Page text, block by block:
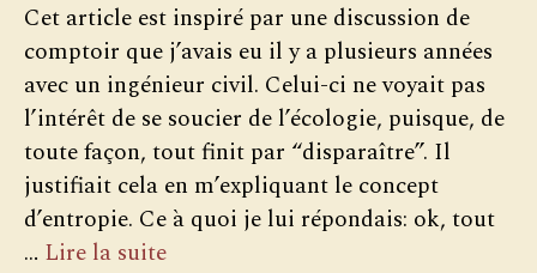
Cet article est inspiré par une discussion de
comptoir que j’avais eu il y a plusieurs années
avec un ingénieur civil. Celui-ci ne voyait pas
l’intérêt de se soucier de l’écologie, puisque, de
toute façon, tout finit par “disparaître”. Il
justifiait cela en m’expliquant le concept
d’entropie. Ce à quoi je lui répondais: ok, tout
… Lire la suite